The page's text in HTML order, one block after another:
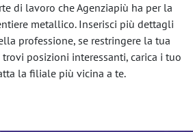
di lavoro che Agenziapiù ha per la
metallico. Inserisci più dettagli
professione, se restringere la tua
trovi posizioni interessanti, carica i tuo
la filiale più vicina a te.